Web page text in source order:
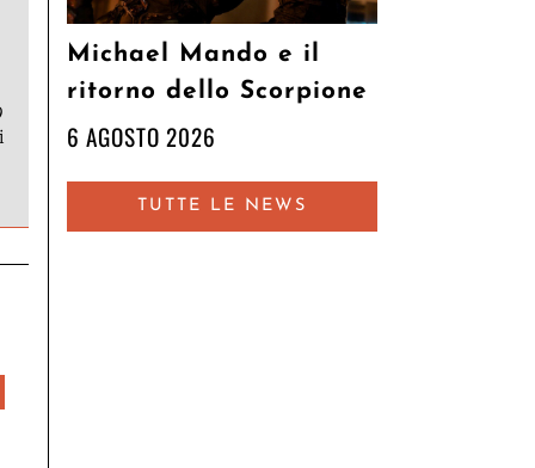
Michael Mando e il
ritorno dello Scorpione
6 AGOSTO 2026
TUTTE LE NEWS